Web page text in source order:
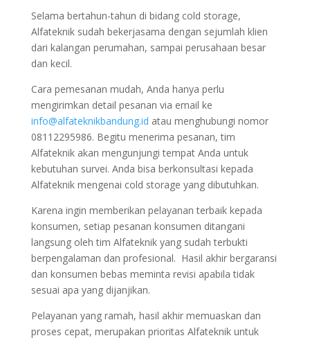
Selama bertahun-tahun di bidang cold storage,
Alfateknik sudah bekerjasama dengan sejumlah klien
dari kalangan perumahan, sampai perusahaan besar
dan kecil.
Cara pemesanan mudah, Anda hanya perlu
mengirimkan detail pesanan via email ke
info@alfateknikbandung.id atau menghubungi nomor
08112295986. Begitu menerima pesanan, tim
Alfateknik akan mengunjungi tempat Anda untuk
kebutuhan survei. Anda bisa berkonsultasi kepada
Alfateknik mengenai cold storage yang dibutuhkan.
Karena ingin memberikan pelayanan terbaik kepada
konsumen, setiap pesanan konsumen ditangani
langsung oleh tim Alfateknik yang sudah terbukti
berpengalaman dan profesional. Hasil akhir bergaransi
dan konsumen bebas meminta revisi apabila tidak
sesuai apa yang dijanjikan.
Pelayanan yang ramah, hasil akhir memuaskan dan
proses cepat, merupakan prioritas Alfateknik untuk